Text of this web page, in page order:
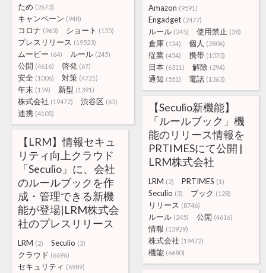
ため (2673)
キャンペーン (948)
コロナ (963) ショート (155)
プレスリリース (19523)
ムービー (64) ルール (245)
公開 (4616) 啓発 (67)
安全 (1006) 対策 (4721)
年末 (159) 新型 (1391)
株式会社 (19472) 渋谷区 (65)
連携 (4105)
Amazon (9591)
Engadget (2477)
ルール (245) 使用禁止 (38)
倉庫 (124) 個人 (2806)
従業 (454) 携帯 (1070)
日本 (6311) 解除 (294)
通知 (551) 電話 (1363)
【Seculio新機能】
「ルールブック」機
能のリリース情報を
PRTIMESにて公開 |
LRM株式会社
LRM (2) PRTIMES (1)
Seculio (3) ブック (128)
リリース (8746)
ルール (245) 公開 (4616)
情報 (13929)
株式会社 (19472)
機能 (6680)
【LRM】情報セキュ
リティ向上クラウド
「Seculio」に、会社
のルールブックを作
成・管理できる新機
能が登場|LRM株式会
社のプレスリリース
LRM (2) Seculio (3)
クラウド (6696)
セキュリティ (6989)